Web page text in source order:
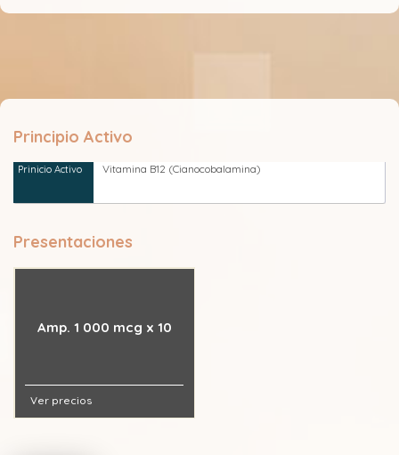
Principio Activo
Vitamina B12 (Cianocobalamina)
Presentaciones
Amp. 1 000 mcg x 10
Ver precios